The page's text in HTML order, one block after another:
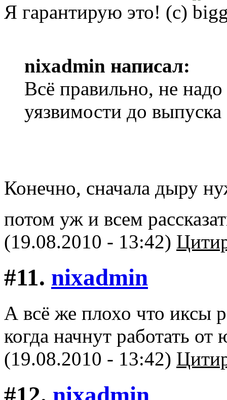
Я гарантирую это! (с)
nixadmin написал:
Всё правильно, не
уязвимости до выпуска
Конечно, сначала дыру
потом уж и всем
(19.08.2010 - 13:42)
#11. nixadmin
А всё же плохо что иксы
когда начнут работать от
(19.08.2010 - 13:42)